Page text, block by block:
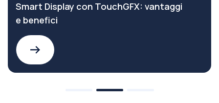
Smart Display con TouchGFX: vantaggi
e benefici